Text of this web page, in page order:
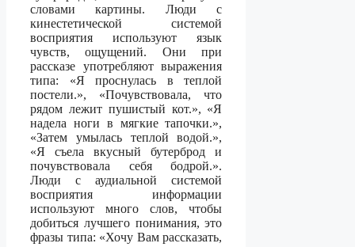
словами картины. Люди с
кинестетической системой
восприятия используют язык
чувств, ощущений. Они при
рассказе употребляют выражения
типа: «Я проснулась в теплой
постели.», «Почувствовала, что
рядом лежит пушистый кот.», «Я
надела ноги в мягкие тапочки.»,
«Затем умылась теплой водой.»,
«Я съела вкусный бутерброд и
почувствовала себя бодрой.».
Люди с аудиальной системой
восприятия информации
используют много слов, чтобы
добиться лучшего понимания, это
фразы типа: «Хочу Вам рассказать,